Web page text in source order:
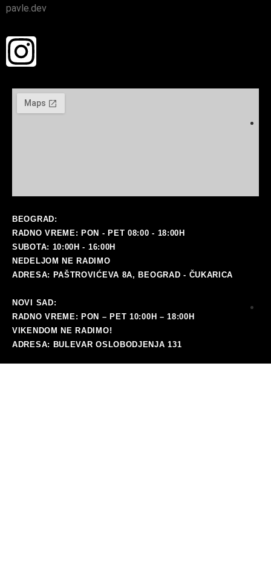
pavle.dev
BEOGRAD:
RADNO VREME: PON - PET 08:00 - 18:00H
SUBOTA: 10:00H - 16:00H
NEDELJOM NE RADIMO
ADRESA: PAŠTROVIĆEVA 8A, BEOGRAD - ČUKARICA
NOVI SAD:
RADNO VREME: PON – PET 10:00H – 18:00H
VIKENDOM NE RADIMO!
ADRESA: BULEVAR OSLOBODJENJA 131